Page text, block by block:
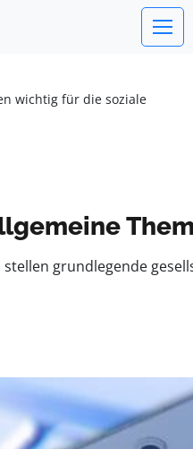
wichtig für die soziale
stellen grundlegende